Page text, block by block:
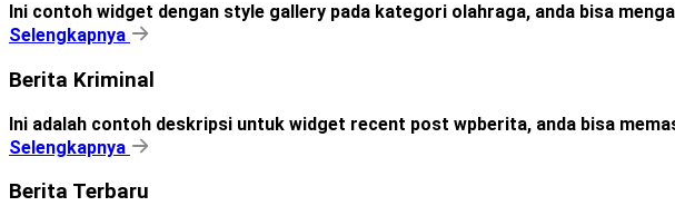
Ini contoh widget dengan style gallery pada kategori olahraga, anda bisa
Selengkapnya
Berita Kriminal
Ini adalah contoh deskripsi untuk widget recent post wpberita, anda bisa
Selengkapnya
Berita Terbaru